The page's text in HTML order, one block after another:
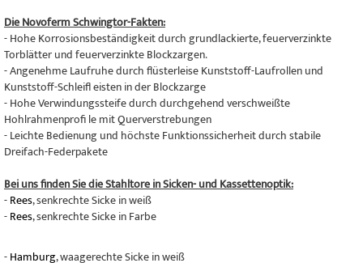
Die Novoferm Schwingtor-Fakten:
- Hohe Korrosionsbeständigkeit durch grundlackierte, feuerverzinkte
Torblätter und feuerverzinkte Blockzargen.
- Angenehme Laufruhe durch flüsterleise Kunststoff-Laufrollen und
Kunststoff-Schleifl eisten in der Blockzarge
- Hohe Verwindungssteife durch durchgehend verschweißte
Hohlrahmenprofi le mit Querverstrebungen
- Leichte Bedienung und höchste Funktionssicherheit durch stabile
Dreifach-Federpakete
Bei uns finden Sie die Stahltore in Sicken- und Kassettenoptik:
-Rees, senkrechte Sicke in weiß
-Rees, senkrechte Sicke in Farbe
-Hamburg, waagerechte Sicke in weiß